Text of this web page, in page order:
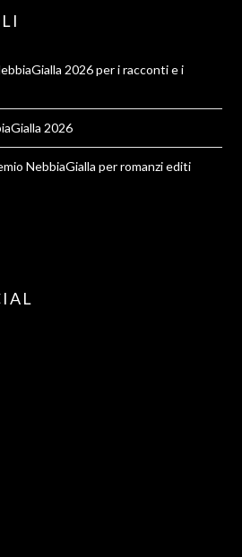
2026 per i racconti e i
2026
NebbiaGialla per romanzi editi